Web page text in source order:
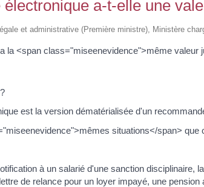
a-t-elle une
et administrative (Première ministre), Ministère
la <span class="miseenevidence">même
est la version dématérialisée d'un
situations</span> que
à un salarié d'une sanction
de relance pour un loyer impayé, une